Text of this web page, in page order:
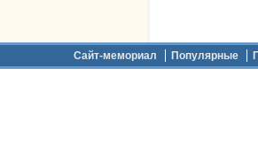
Сайт-мемориал Популярные